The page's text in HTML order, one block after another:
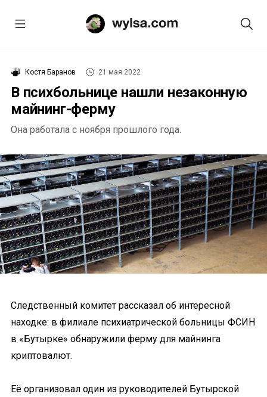
Костя Баранов 21 мая 2022
В психбольнице нашли незаконную
майнинг-ферму
Она работала с ноября прошлого года.
Следственный комитет рассказал об интересной
находке: в филиале психиатрической больницы ФСИН
в «Бутырке» обнаружили ферму для майнинга
криптовалют.
Её организовал один из руководителей Бутырской